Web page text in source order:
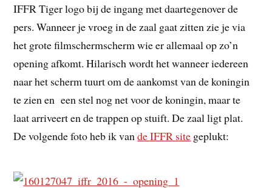
IFFR Tiger logo bij de ingang met daartegenover de
pers. Wanneer je vroeg in de zaal gaat zitten zie je via
het grote filmschermscherm wie er allemaal op zo’n
opening afkomt. Hilarisch wordt het wanneer iedereen
naar het scherm tuurt om de aankomst van de koningin
te zien en een stel nog net voor de koningin, maar te
laat arriveert en de trappen op stuift. De zaal ligt plat.
De volgende foto heb ik vande IFFR site geplukt: